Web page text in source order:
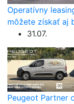
Operatívny
môžete získať aj
31.07.
Peugeot Partner